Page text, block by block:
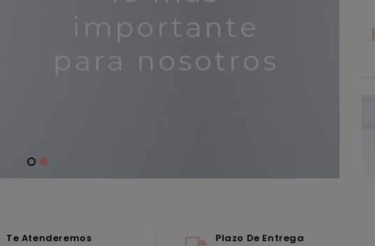
Te Atenderemos
Plazo De Entrega